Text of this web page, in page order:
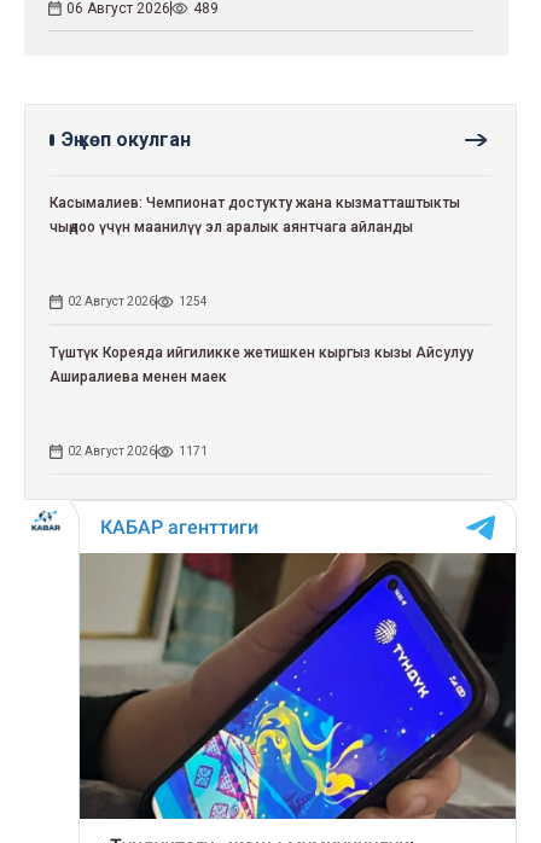
06 Август 2026 489
Эң көп окулган
Касымалиев: Чемпионат достукту жана кызматташтыкты
чыңдоо үчүн маанилүү эл аралык аянтчага айланды
02 Август 2026 1254
Түштүк Кореяда ийгиликке жетишкен кыргыз кызы Айсулуу
Аширалиева менен маек
02 Август 2026 1171